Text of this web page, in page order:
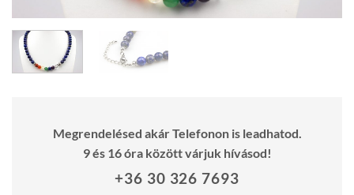
Megrendelésed akár Telefonon is leadhatod.
9 és 16 óra között várjuk hívásod!
+36 30 326 7693